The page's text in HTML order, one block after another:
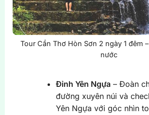
Tour Cần Thơ Hòn Sơn 2 ngày 1 đêm
nước
Đỉnh Yên Ngựa – Đoàn
đường xuyên núi và
Yên Ngựa với góc nhìn